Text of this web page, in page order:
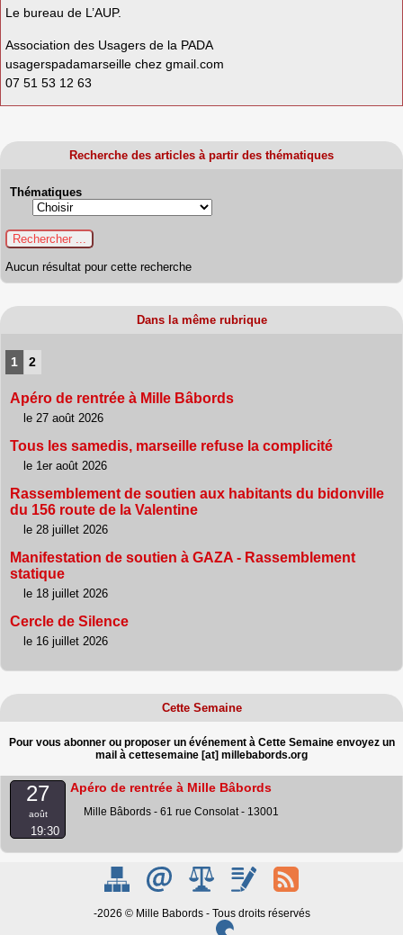
Le bureau de L’AUP.
Association des Usagers de la PADA
usagerspadamarseille chez gmail.com
07 51 53 12 63
Recherche des articles à partir des thématiques
Thématiques
Aucun résultat pour cette recherche
Dans la même rubrique
1 2
Apéro de rentrée à Mille Bâbords
le 27 août 2026
Tous les samedis, marseille refuse la complicité
le 1er août 2026
Rassemblement de soutien aux habitants du bidonville
du 156 route de la Valentine
le 28 juillet 2026
Manifestation de soutien à GAZA - Rassemblement
statique
le 18 juillet 2026
Cercle de Silence
le 16 juillet 2026
Cette Semaine
Pour vous abonner ou proposer un événement à Cette Semaine envoyez un
mail à cettesemaine [at] millebabords.org
27
août
19:30
Apéro de rentrée à Mille Bâbords
Mille Bâbords - 61 rue Consolat - 13001
-2026 © Mille Babords - Tous droits réservés